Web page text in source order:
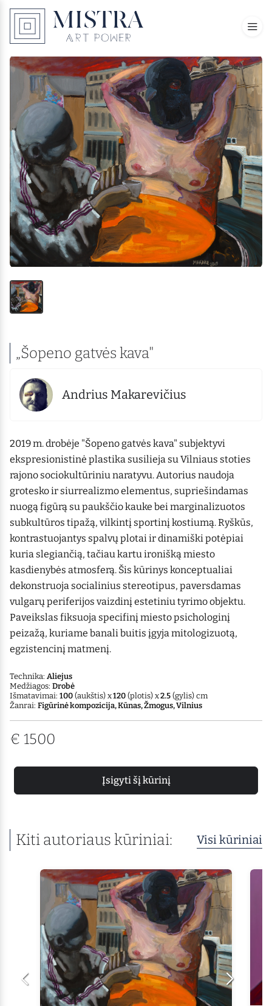
„Šopeno gatvės kava"
Andrius Makarevičius
2019 m. drobėje "Šopeno gatvės kava" subjektyvi
ekspresionistinė plastika susilieja su Vilniaus stoties
rajono sociokultūriniu naratyvu. Autorius naudoja
grotesko ir siurrealizmo elementus, supriešindamas
nuogą figūrą su paukščio kauke bei marginalizuotos
subkultūros tipažą, vilkintį sportinį kostiumą. Ryškūs,
kontrastuojantys spalvų plotai ir dinamiški potėpiai
kuria slegiančią, tačiau kartu ironišką miesto
kasdienybės atmosferą. Šis kūrinys konceptualiai
dekonstruoja socialinius stereotipus, paversdamas
vulgarų periferijos vaizdinį estetiniu tyrimo objektu.
Paveikslas fiksuoja specifinį miesto psichologinį
peizažą, kuriame banali buitis įgyja mitologizuotą,
egzistencinį matmenį.
Technika: Aliejus
Medžiagos: Drobė
Išmatavimai: 100 (aukštis) x120 (plotis) x2.5 (gylis) cm
Žanrai: Figūrinė kompozicija, Kūnas, Žmogus, Vilnius
€ 1500
Įsigyti šį kūrinį
Kiti autoriaus kūriniai: Visi kūriniai